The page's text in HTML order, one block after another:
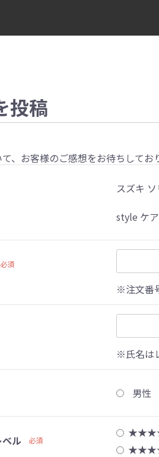
投稿
、お客様のご感想をお待ちしてお
スズキ
style ケ
必須
※注文番
※氏名は
男性
ル 必須